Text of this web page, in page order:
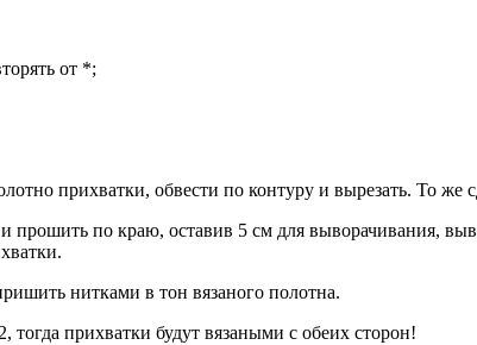
от *;
прихватки, обвести по контуру и вырезать. То же
по краю, оставив 5 см для выворачивания,
нитками в тон вязаного полотна.
прихватки будут вязаными с обеих сторон!